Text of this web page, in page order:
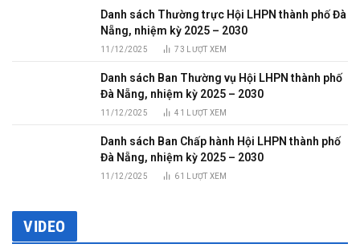
Danh sách Thường trực Hội LHPN thành phố Đà
Nẵng, nhiệm kỳ 2025 – 2030
11/12/2025 73 LƯỢT XEM
Danh sách Ban Thường vụ Hội LHPN thành phố
Đà Nẵng, nhiệm kỳ 2025 – 2030
11/12/2025 41 LƯỢT XEM
Danh sách Ban Chấp hành Hội LHPN thành phố
Đà Nẵng, nhiệm kỳ 2025 – 2030
11/12/2025 61 LƯỢT XEM
VIDEO